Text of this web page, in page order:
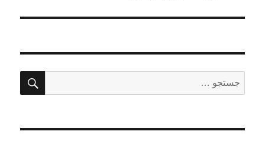
جستجو
برای: